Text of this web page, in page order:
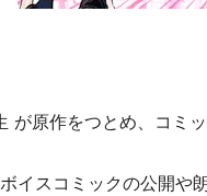
が原作をつとめ、コミ
イスコミックの公開や